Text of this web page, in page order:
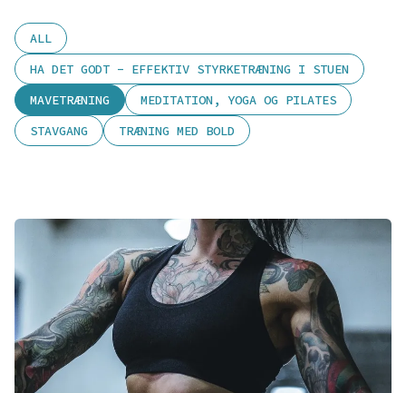
ALL
HA DET GODT - EFFEKTIV STYRKETRÆNING I STUEN
MAVETRÆNING
MEDITATION, YOGA OG PILATES
STAVGANG
TRÆNING MED BOLD